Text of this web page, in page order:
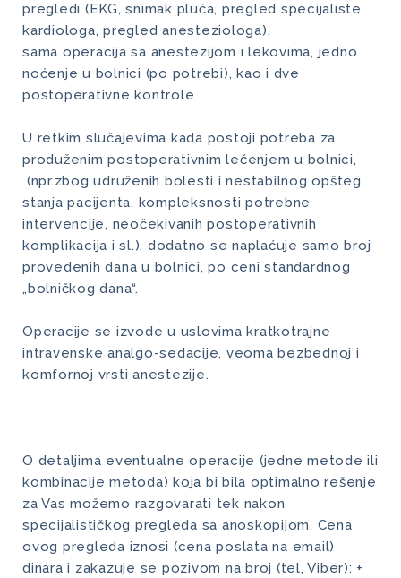
pregledi (EKG, snimak pluća, pregled specijaliste
kardiologa, pregled anesteziologa),
sama operacija sa anestezijom i lekovima, jedno
noćenje u bolnici (po potrebi), kao i dve
postoperativne kontrole.
U retkim slučajevima kada postoji potreba za
produženim postoperativnim lečenjem u bolnici,
(npr.zbog udruženih bolesti i nestabilnog opšteg
stanja pacijenta, kompleksnosti potrebne
intervencije, neočekivanih postoperativnih
komplikacija i sl.), dodatno se naplaćuje samo broj
provedenih dana u bolnici, po ceni standardnog
„bolničkog dana“.
Operacije se izvode u uslovima kratkotrajne
intravenske analgo-sedacije, veoma bezbednoj i
komfornoj vrsti anestezije.
O detaljima eventualne operacije (jedne metode ili
kombinacije metoda) koja bi bila optimalno rešenje
za Vas možemo razgovarati tek nakon
specijalističkog pregleda sa anoskopijom. Cena
ovog pregleda iznosi (cena poslata na email)
dinara i zakazuje se pozivom na broj (tel, Viber): +